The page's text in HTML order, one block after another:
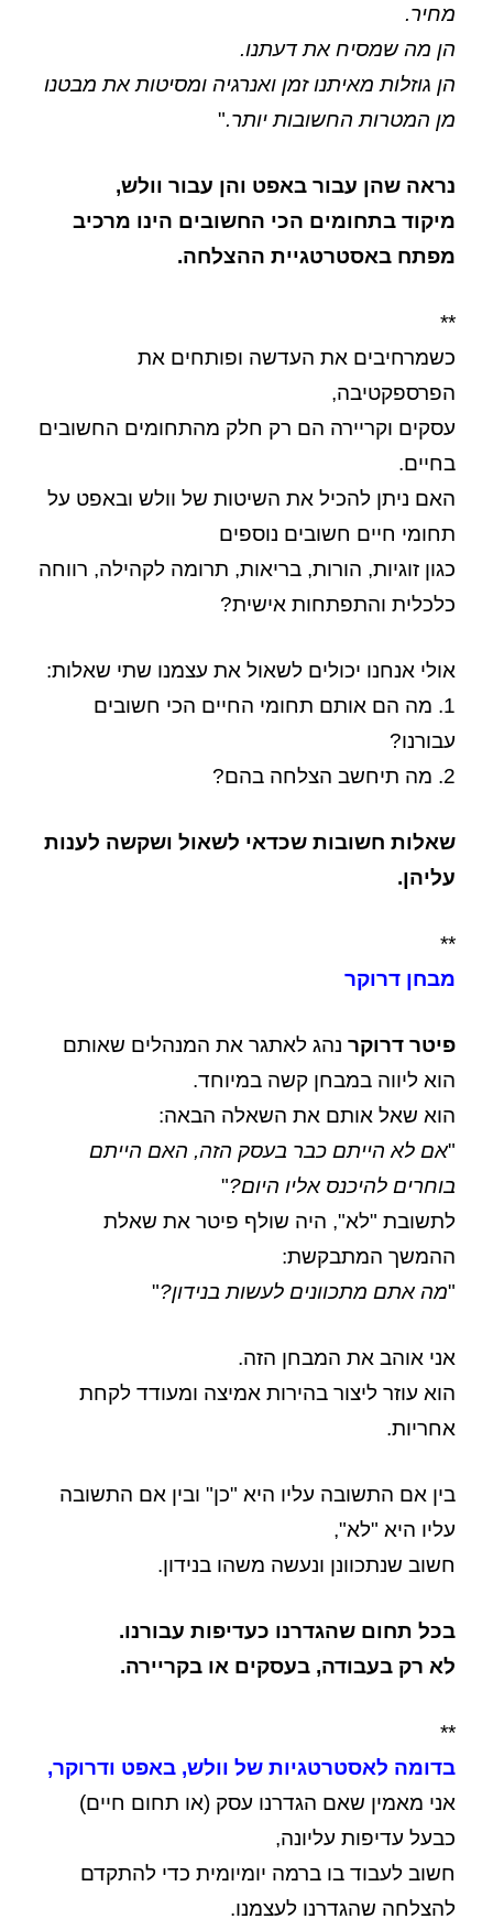
מחיר.
הן מה שמסיח את דעתנו.
הן גוזלות מאיתנו זמן ואנרגיה ומסיטות את מבטנו
מן המטרות החשובות יותר."
נראה שהן עבור באפט והן עבור וולש,
מיקוד בתחומים הכי החשובים הינו מרכיב
מפתח באסטרטגיית ההצלחה.
**
כשמרחיבים את העדשה ופותחים את
הפרספקטיבה,
עסקים וקריירה הם רק חלק מהתחומים החשובים
בחיים.
האם ניתן להכיל את השיטות של וולש ובאפט על
תחומי חיים חשובים נוספים
כגון זוגיות, הורות, בריאות, תרומה לקהילה, רווחה
כלכלית והתפתחות אישית?
אולי אנחנו יכולים לשאול את עצמנו שתי שאלות:
1. מה הם אותם תחומי החיים הכי חשובים
עבורנו?
2. מה תיחשב הצלחה בהם?
שאלות חשובות שכדאי לשאול ושקשה לענות
עליהן.
**
מבחן דרוקר
פיטר דרוקר נהג לאתגר את המנהלים שאותם
הוא ליווה במבחן קשה במיוחד.
הוא שאל אותם את השאלה הבאה:
"אם לא הייתם כבר בעסק הזה, האם הייתם
בוחרים להיכנס אליו היום?"
לתשובת "לא", היה שולף פיטר את שאלת
ההמשך המתבקשת:
"מה אתם מתכוונים לעשות בנידון?"
אני אוהב את המבחן הזה.
הוא עוזר ליצור בהירות אמיצה ומעודד לקחת
אחריות.
בין אם התשובה עליו היא "כן" ובין אם התשובה
עליו היא "לא",
חשוב שנתכוונן ונעשה משהו בנידון.
בכל תחום שהגדרנו כעדיפות עבורנו.
לא רק בעבודה, בעסקים או בקריירה.
**
בדומה לאסטרטגיות של וולש, באפט ודרוקר,
אני מאמין שאם הגדרנו עסק (או תחום חיים)
כבעל עדיפות עליונה,
חשוב לעבוד בו ברמה יומיומית כדי להתקדם
להצלחה שהגדרנו לעצמנו.